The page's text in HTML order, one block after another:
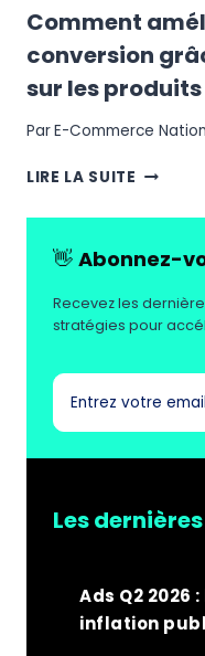
Comment
conversion
sur les produits
ParE-Commerce Nation
LIRE LA SUITE
VOTRE
DE
GRÂCE
AUX
LES
👋 Abonnez-
Recevez les
stratégies pour
Les
Ads Q2 2026
inflation